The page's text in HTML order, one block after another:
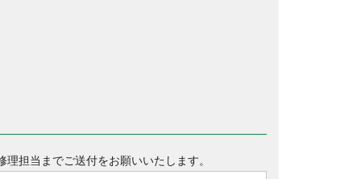
担当までご送付をお願いいたします。